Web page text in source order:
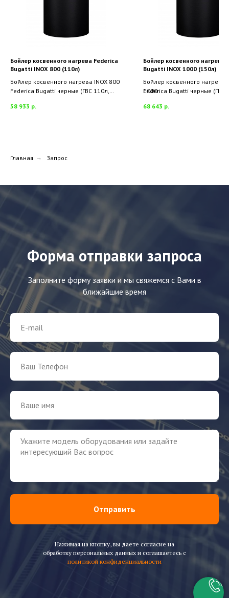
Бойлер косвенного нагрева Federica
Bugatti INOX 800 (110л)
Бойлер косвенного нагрева INOX 800
Federica Bugatti черные (ГВС 110л,
58 933 р.
Бойлер косвенного нагрева
Bugatti INOX 1000 (150л)
Бойлер косвенного нагрева
1000
Federica Bugatti черные (ГВС
68 643 р.
Главная → Запрос
Форма отправки запроса
Заполните форму заявки и мы свяжемся с Вами в
ближайшие время
Отправить
Нажимая на кнопку, вы даете согласие на
обработку персональных данных и соглашаетесь c
политикой конфиденциальности